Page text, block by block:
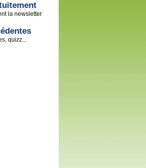
la newsletter
quizz...